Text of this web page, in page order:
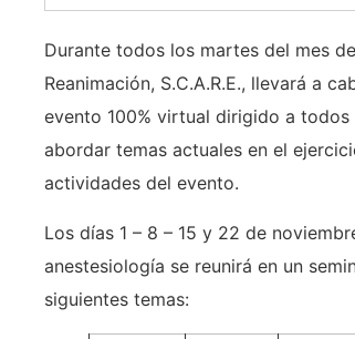
Durante todos los martes del mes
Reanimación, S.C.A.R.E., llevará a
evento 100% virtual dirigido a
abordar temas actuales en el
actividades del evento.
Los días 1 – 8 – 15 y 22 de
anestesiología se reunirá en un
siguientes temas: